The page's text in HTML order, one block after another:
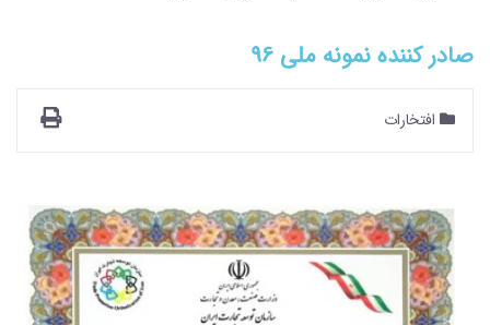
صادر کننده نمونه ملی 96
افتخارات